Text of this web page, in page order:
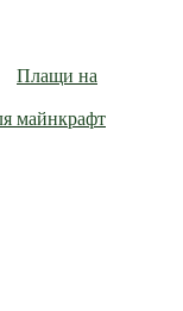
Плащи на
майнкрафт